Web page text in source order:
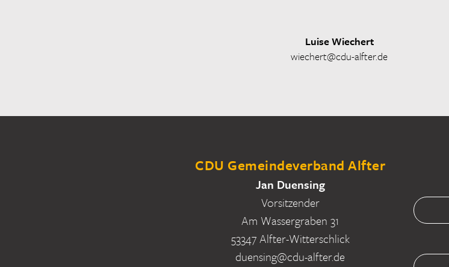
Luise Wiechert
wiechert@cdu-alfter.de
CDU Gemeindeverband Alfter
Jan Duensing
Vorsitzender
Am Wassergraben 31
53347 Alfter-Witterschlick
duensing@cdu-alfter.de